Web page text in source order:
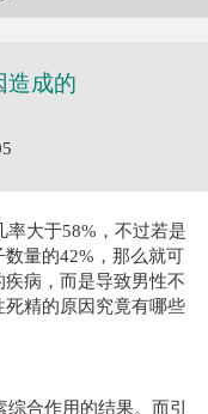
造成的
大于58%，不过若是
量的42%，那么就可
病，而是导致男性不
精的原因究竟有哪些
合作用的结果。而引